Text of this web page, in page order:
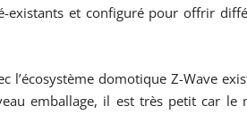
existants et configuré pour offrir
l’écosystème domotique Z-Wave
emballage, il est très petit car le